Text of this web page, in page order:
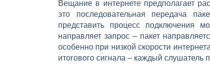
Вещание в интернете предполагает
это последовательная передача
представить процесс подключения
направляет запрос – пакет
особенно при низкой скорости
итогового сигнала – каждый слушатель